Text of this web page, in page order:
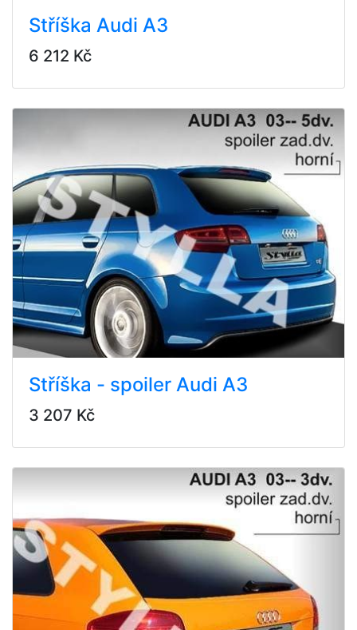
Stříška Audi A3
6 212 Kč
Stříška - spoiler Audi A3
3 207 Kč